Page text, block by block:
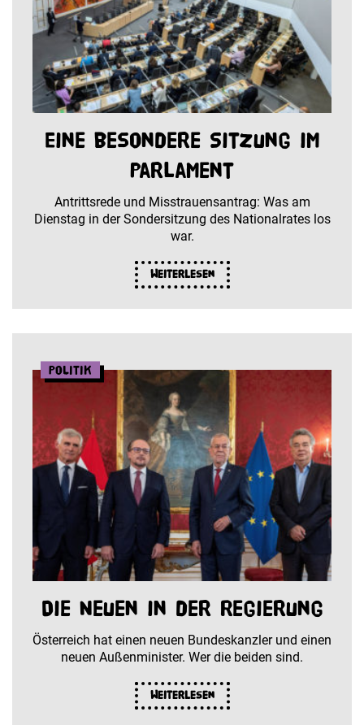
Eine besondere Sitzung im
Parlament
Antrittsrede und Misstrauensantrag: Was am
Dienstag in der Sondersitzung des Nationalrates los
war.
Weiterlesen
Politik
Die Neuen in der Regierung
Österreich hat einen neuen Bundeskanzler und einen
neuen Außenminister. Wer die beiden sind.
Weiterlesen